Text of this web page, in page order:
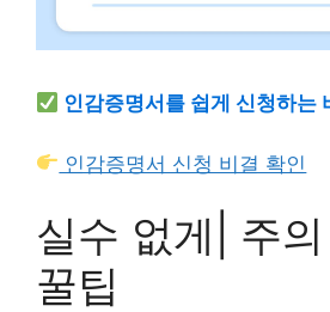
인감증명서를 쉽게 신청하는
인감증명서 신청 비결 확인
실수 없게| 주
꿀팁